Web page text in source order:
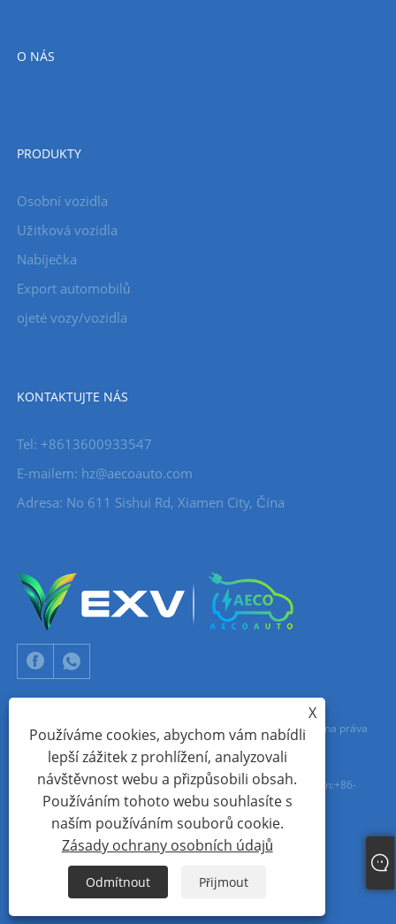
O NÁS
PRODUKTY
Osobní vozidla
Užitková vozidla
Nabíječka
Export automobilů
ojeté vozy/vozidla
KONTAKTUJTE NÁS
Tel: +8613600933547
E-mailem: hz@aecoauto.com
Adresa: No 611 Sishui Rd, Xiamen City, Čína
Copyright © 2024 Xiamen Aecoauto Technology Co., Ltd. Všechna práva
vyhrazena.
TECHNICKÁ PODPORA WEBOVÝCH STRÁNEK:SÍŤ TIANYUjack Lin:+86-
Sitemap RSS
XML
Zásady ochrany osobních údajů
X
Používáme cookies, abychom vám nabídli
lepší zážitek z prohlížení, analyzovali
návštěvnost webu a přizpůsobili obsah.
Používáním tohoto webu souhlasíte s
naším používáním souborů cookie.
Zásady ochrany osobních údajů
Odmítnout Přijmout